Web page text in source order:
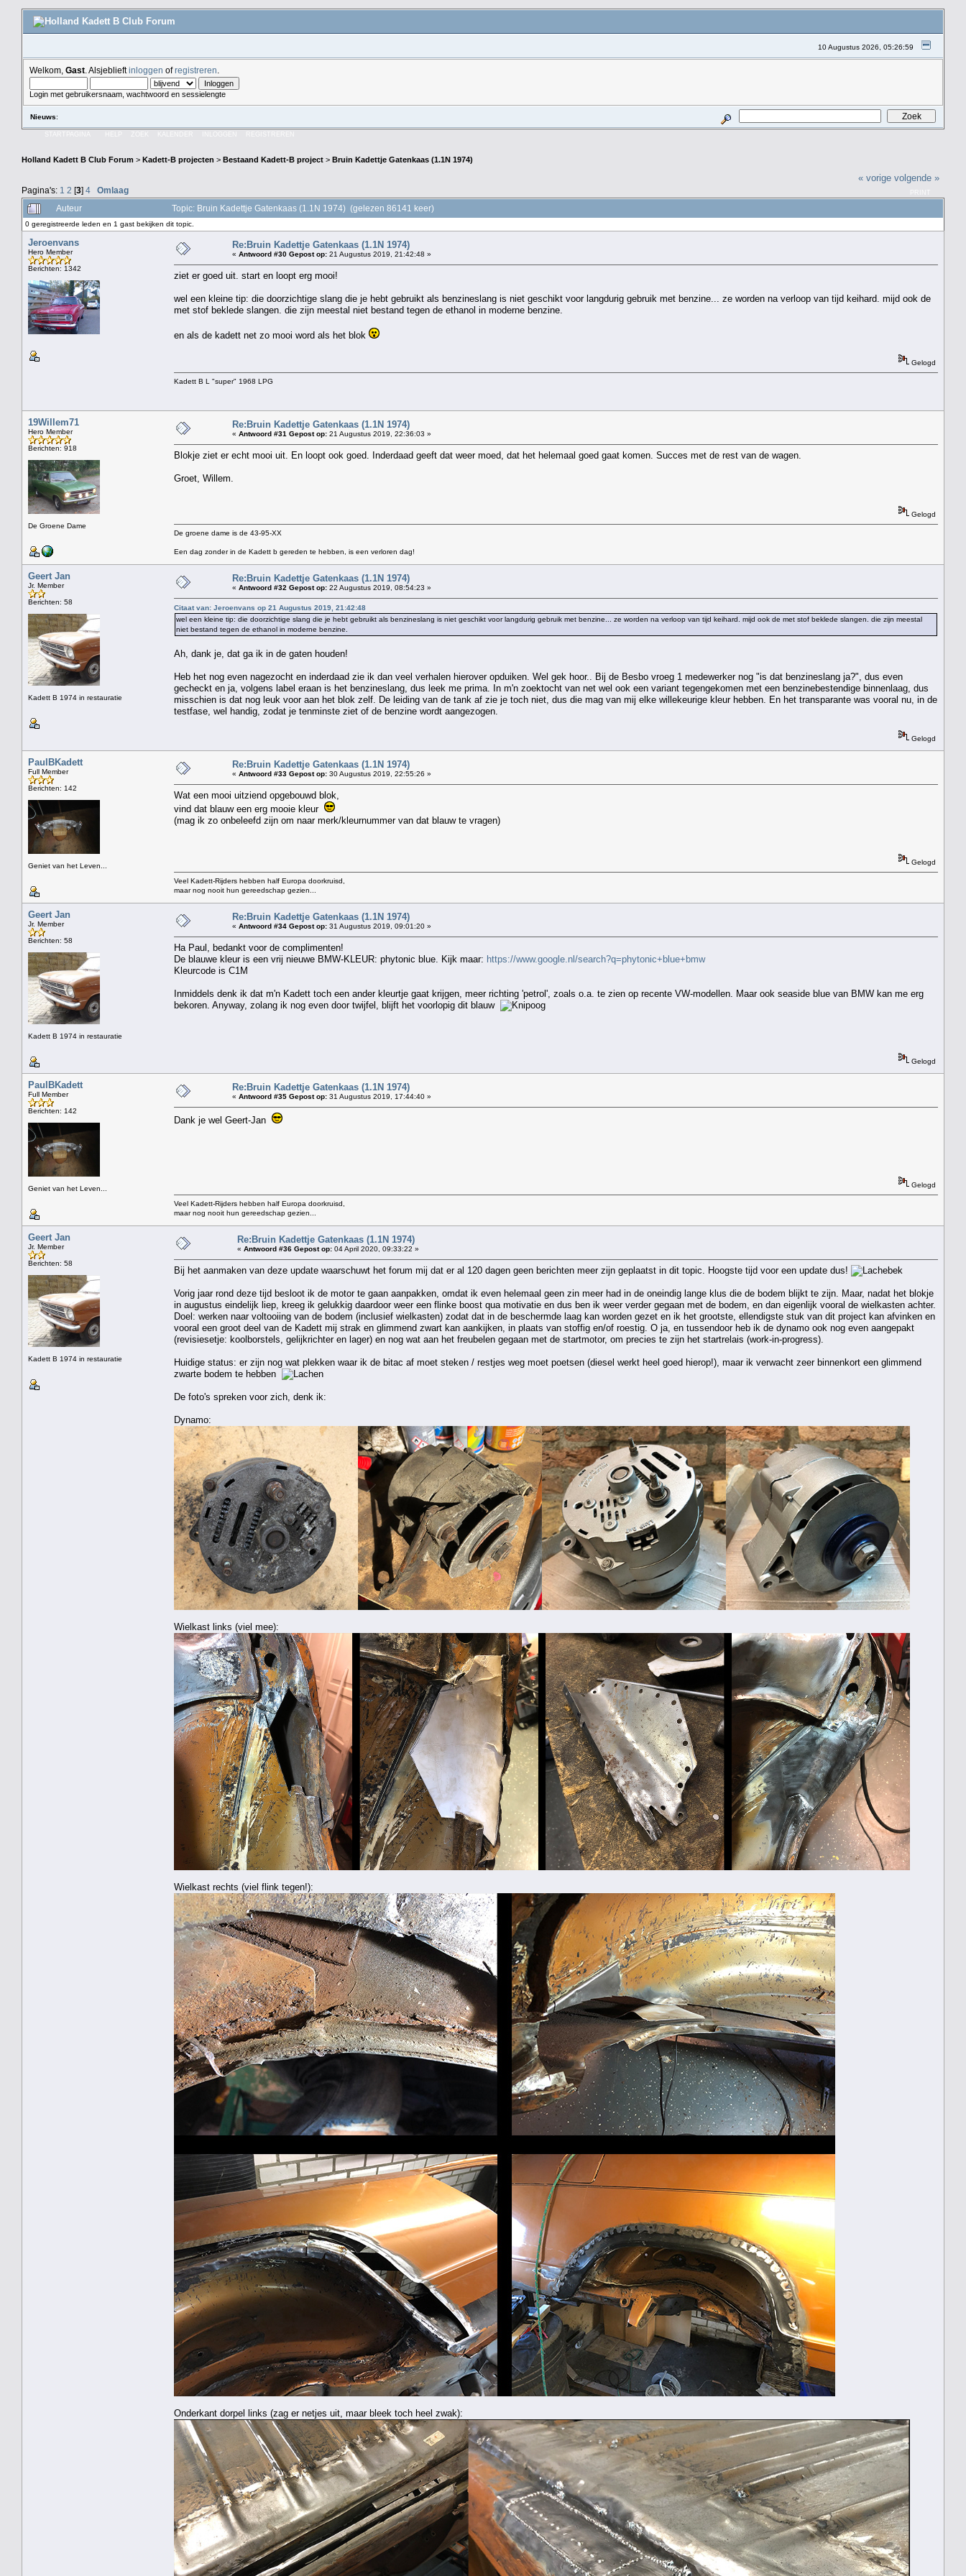
10 Augustus 2026, 05:26:59
Welkom, Gast . Alsjeblieftinloggen ofregistreren
Login met gebruikersnaam, wachtwoord en sessielengte
Nieuws:
ZOEK
Holland Kadett B Club Forum > Kadett-B projecten > Bestaand Kadett-B project > Bruin Kadettje Gatenkaas (1.1N 1974)
Pagina's: 1 2 [3] 4 Omlaag
« vorige volgende »
Auteur Topic: Bruin Kadettje Gatenkaas (1.1N 1974) (gelezen 86141 keer)
0 geregistreerde leden en 1 gast bekijken dit topic.
Jeroenvans
Hero Member
Berichten: 1342
Re:Bruin Kadettje Gatenkaas (1.1N 1974)
« Antwoord #30 Gepost op: 21 Augustus 2019, 21:42:48 »
ziet er goed uit. start en loopt erg mooi!
wel een kleine tip: die doorzichtige slang die je hebt gebruikt als benzineslang is niet geschikt voor langdurig gebruik met benzine... ze worden na verloop van tijd keihard. mijd ook de
met stof beklede slangen. die zijn meestal niet bestand tegen de ethanol in moderne benzine.
en als de kadett net zo mooi word als het blok
Gelogd
Kadett B L "super" 1968 LPG
19Willem71
Hero Member
Berichten: 918
De Groene Dame
Re:Bruin Kadettje Gatenkaas (1.1N 1974)
« Antwoord #31 Gepost op: 21 Augustus 2019, 22:36:03 »
Blokje ziet er echt mooi uit. En loopt ook goed. Inderdaad geeft dat weer moed, dat het helemaal goed gaat komen. Succes met de rest van de wagen.
Groet, Willem.
Gelogd
De groene dame is de 43-95-XX
Een dag zonder in de Kadett b gereden te hebben, is een verloren dag!
Geert Jan
Jr. Member
Berichten: 58
Kadett B 1974 in restauratie
Re:Bruin Kadettje Gatenkaas (1.1N 1974)
« Antwoord #32 Gepost op: 22 Augustus 2019, 08:54:23 »
Citaat van: Jeroenvans op 21 Augustus 2019, 21:42:48
wel een kleine tip: die doorzichtige slang die je hebt gebruikt als benzineslang is niet geschikt voor langdurig gebruik met benzine... ze worden na verloop van tijd keihard. mijd ook de met stof beklede slangen. die zijn meestal
niet bestand tegen de ethanol in moderne benzine.
Ah, dank je, dat ga ik in de gaten houden!
Heb het nog even nagezocht en inderdaad zie ik dan veel verhalen hierover opduiken. Wel gek hoor.. Bij de Besbo vroeg 1 medewerker nog "is dat benzineslang ja?", dus even
gecheckt en ja, volgens label eraan is het benzineslang, dus leek me prima. In m'n zoektocht van net wel ook een variant tegengekomen met een benzinebestendige binnenlaag, dus
misschien is dat nog leuk voor aan het blok zelf. De leiding van de tank af zie je toch niet, dus die mag van mij elke willekeurige kleur hebben. En het transparante was vooral nu, in de
testfase, wel handig, zodat je tenminste ziet of de benzine wordt aangezogen.
Gelogd
PaulBKadett
Full Member
Berichten: 142
Geniet van het Leven...
Re:Bruin Kadettje Gatenkaas (1.1N 1974)
« Antwoord #33 Gepost op: 30 Augustus 2019, 22:55:26 »
Wat een mooi uitziend opgebouwd blok,
vind dat blauw een erg mooie kleur
(mag ik zo onbeleefd zijn om naar merk/kleurnummer van dat blauw te vragen)
Gelogd
Veel Kadett-Rijders hebben half Europa doorkruisd,
maar nog nooit hun gereedschap gezien...
Geert Jan
Jr. Member
Berichten: 58
Kadett B 1974 in restauratie
Re:Bruin Kadettje Gatenkaas (1.1N 1974)
« Antwoord #34 Gepost op: 31 Augustus 2019, 09:01:20 »
Ha Paul, bedankt voor de complimenten!
De blauwe kleur is een vrij nieuwe BMW-KLEUR: phytonic blue. Kijk maar: https://www.google.nl/search?q=phytonic+blue+bmw
Kleurcode is C1M
Inmiddels denk ik dat m'n Kadett toch een ander kleurtje gaat krijgen, meer richting 'petrol', zoals o.a. te zien op recente VW-modellen. Maar ook seaside blue van BMW kan me erg
bekoren. Anyway, zolang ik nog even door twijfel, blijft het voorlopig dit blauw
Gelogd
PaulBKadett
Full Member
Berichten: 142
Geniet van het Leven...
Re:Bruin Kadettje Gatenkaas (1.1N 1974)
« Antwoord #35 Gepost op: 31 Augustus 2019, 17:44:40 »
Dank je wel Geert-Jan
Gelogd
Veel Kadett-Rijders hebben half Europa doorkruisd,
maar nog nooit hun gereedschap gezien...
Geert Jan
Jr. Member
Berichten: 58
Kadett B 1974 in restauratie
Re:Bruin Kadettje Gatenkaas (1.1N 1974)
« Antwoord #36 Gepost op: 04 April 2020, 09:33:22 »
Bij het aanmaken van deze update waarschuwt het forum mij dat er al 120 dagen geen berichten meer zijn geplaatst in dit topic. Hoogste tijd voor een update dus!
Vorig jaar rond deze tijd besloot ik de motor te gaan aanpakken, omdat ik even helemaal geen zin meer had in de oneindig lange klus die de bodem blijkt te zijn. Maar, nadat het blokje
in augustus eindelijk liep, kreeg ik gelukkig daardoor weer een flinke boost qua motivatie en dus ben ik weer verder gegaan met de bodem, en dan eigenlijk vooral de wielkasten achter.
Doel: werken naar voltooiing van de bodem (inclusief wielkasten) zodat dat in de beschermde laag kan worden gezet en ik het grootste, ellendigste stuk van dit project kan afvinken en
vooral een groot deel van de Kadett mij strak en glimmend zwart kan aankijken, in plaats van stoffig en/of roestig. O ja, en tussendoor heb ik de dynamo ook nog even aangepakt
(revisiesetje: koolborstels, gelijkrichter en lager) en nog wat aan het freubelen gegaan met de startmotor, om precies te zijn het startrelais (work-in-progress).
Huidige status: er zijn nog wat plekken waar ik de bitac af moet steken / restjes weg moet poetsen (diesel werkt heel goed hierop!), maar ik verwacht zeer binnenkort een glimmend
zwarte bodem te hebben
De foto's spreken voor zich, denk ik:
Dynamo:
Wielkast links (viel mee):
Wielkast rechts (viel flink tegen!):
Onderkant dorpel links (zag er netjes uit, maar bleek toch heel zwak):